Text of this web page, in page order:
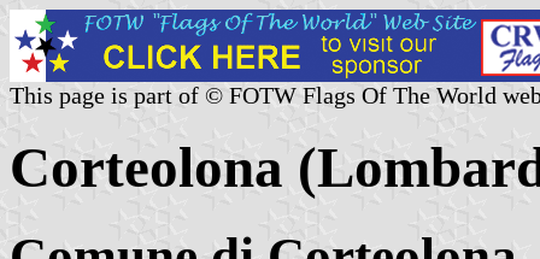
This page is part of © FOTW Flags Of The World
Corteolona